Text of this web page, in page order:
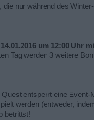
nur während des
14.01.2016 um 12:00 Uhr
Tag werden 3 weitere
entsperrt eine
werden (entweder,
betrittst!